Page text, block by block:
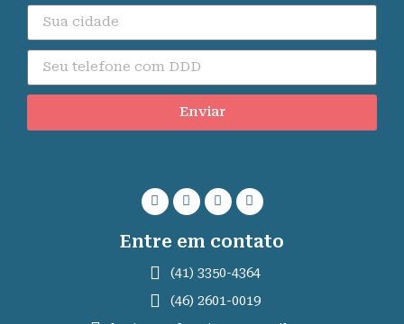
Enviar
Entre em contato
(41) 3350-4364
(46) 2601-0019